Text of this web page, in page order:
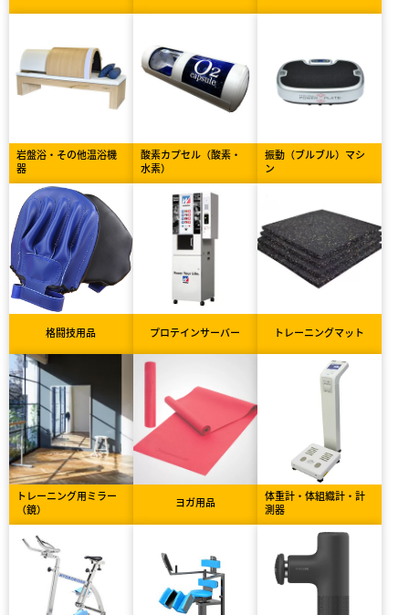
岩盤浴・その他温浴機
器
酸素カプセル（酸素・
水素）
振動（ブルブル）マシ
ン
格闘技用品 プロテインサーバー トレーニングマット
トレーニング用ミラー
（鏡）
ヨガ用品
体重計・体組織計・計
測器